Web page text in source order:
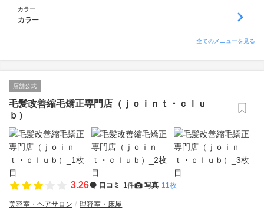
カラー
カラー
全てのメニューを見る
店舗公式
毛髪改善縮毛矯正専門店（ｊｏｉｎｔ・ｃｌｕ
ｂ）
3.26 口コミ 1件 写真 11枚
美容室・ヘアサロン 理容室・床屋